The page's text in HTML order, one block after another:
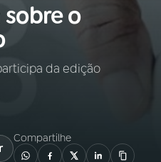
o
da edição
Compartilhe